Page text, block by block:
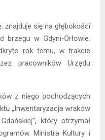
się na głębokości
w Gdyni-Orłowie.
rok temu, w trakcie
pracowników Urzędu
z niego pochodzących
„Inwentaryzacja wraków
który otrzymał
Ministra Kultury i